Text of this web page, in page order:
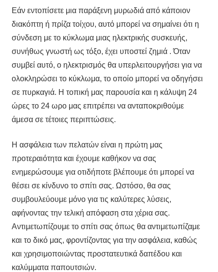
Εάν εντοπίσετε μια παράξενη μυρωδιά από κάποιον
διακόπτη ή πρίζα τοίχου, αυτό μπορεί να σημαίνει ότι η
σύνδεση με το κύκλωμα μιας ηλεκτρικής συσκευής,
συνήθως γνωστή ως τόξο, έχει υποστεί ζημιά . Όταν
συμβεί αυτό, ο ηλεκτρισμός θα υπερλειτουργήσει για να
ολοκληρώσει το κύκλωμα, το οποίο μπορεί να οδηγήσει
σε πυρκαγιά. Η τοπική μας παρουσία και η κάλυψη 24
ώρες το 24 ωρο μας επιτρέπει να ανταποκριθούμε
άμεσα σε τέτοιες περιπτώσεις.
Η ασφάλεια των πελατών είναι η πρώτη μας
προτεραιότητα και έχουμε καθήκον να σας
ενημερώσουμε για οτιδήποτε βλέπουμε ότι μπορεί να
θέσει σε κίνδυνο το σπίτι σας. Ωστόσο, θα σας
συμβουλεύουμε μόνο για τις καλύτερες λύσεις,
αφήνοντας την τελική απόφαση στα χέρια σας.
Αντιμετωπίζουμε το σπίτι σας όπως θα αντιμετωπίζαμε
και το δικό μας, φροντίζοντας για την ασφάλεια, καθώς
και χρησιμοποιώντας προστατευτικά δαπέδου και
καλύμματα παπουτσιών.